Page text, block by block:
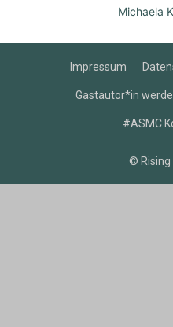
Michaela
Impressum
Gastautor*in
#ASMC
© Rising